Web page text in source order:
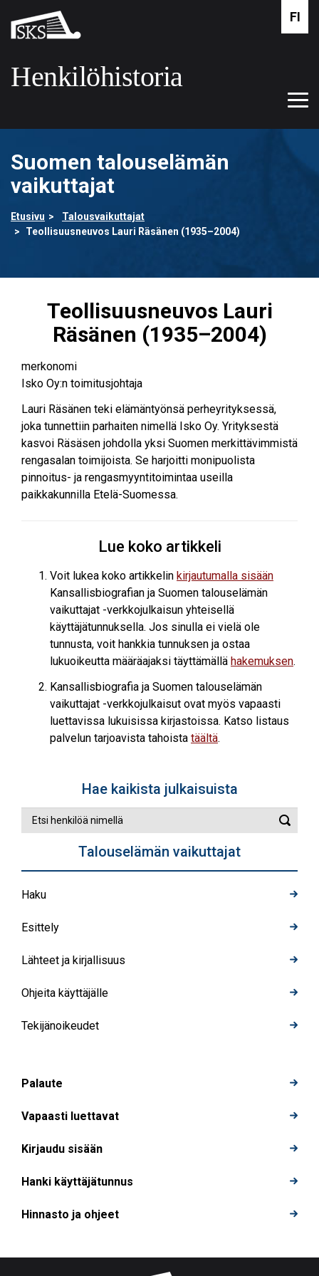
pääsisältöön
Suomalaisen
kirjallisuuden
Henkilöhistoria
FI
Suomen talouselämän
vaikuttajat
Etusivu
Talousvaikuttajat
Teollisuusneuvos Lauri Räsänen (1935–2004)
Teollisuusneuvos Lauri
Räsänen (1935–2004)
merkonomi
Isko Oy:n toimitusjohtaja
Lauri Räsänen teki elämäntyönsä perheyrityksessä,
joka tunnettiin parhaiten nimellä Isko Oy. Yrityksestä
kasvoi Räsäsen johdolla yksi Suomen merkittävimmistä
rengasalan toimijoista. Se harjoitti monipuolista
pinnoitus- ja rengasmyyntitoimintaa useilla
paikkakunnilla Etelä-Suomessa.
Lue koko artikkeli
Voit lukea koko artikkelin kirjautumalla sisään
Kansallisbiografian ja Suomen talouselämän
vaikuttajat -verkkojulkaisun yhteisellä
käyttäjätunnuksella. Jos sinulla ei vielä ole
tunnusta, voit hankkia tunnuksen ja ostaa
lukuoikeutta määräajaksi täyttämällä hakemuksen.
Kansallisbiografia ja Suomen talouselämän
vaikuttajat -verkkojulkaisut ovat myös vapaasti
luettavissa lukuisissa kirjastoissa. Katso listaus
palvelun tarjoavista tahoista täältä.
Hae kaikista julkaisuista
Etsi
henkilöä
haku
Talouselämän vaikuttajat
Haku
Esittely
Lähteet ja kirjallisuus
Ohjeita käyttäjälle
Tekijänoikeudet
Palaute
Vapaasti luettavat
Kirjaudu sisään
Hanki käyttäjätunnus
Hinnasto ja ohjeet